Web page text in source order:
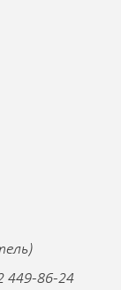
449-86-24